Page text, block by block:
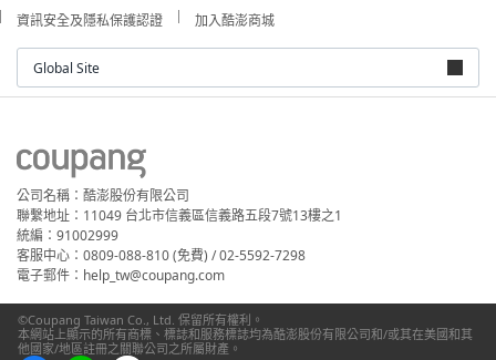
資訊安全及隱私保護認證
加入酷澎商城
Global Site
公司名稱：酷澎股份有限公司
聯繫地址：11049 台北市信義區信義路五段7號13樓之1
統編：91002999
客服中心：0809-088-810 (免費) / 02-5592-7298
電子郵件：help_tw@coupang.com
©Coupang Taiwan Co., Ltd. 保留所有權利。
本網站上顯示的所有商標、標誌和服務標誌均為酷澎股份有限公司和/或其在美國和其
他國家/地區註冊之關聯公司之所屬財產。